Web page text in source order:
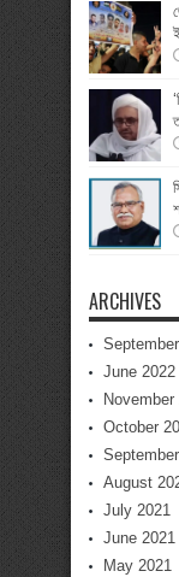
ARCHIVES
June 2022
November
October
August
July 2021
June 2021
May 2021